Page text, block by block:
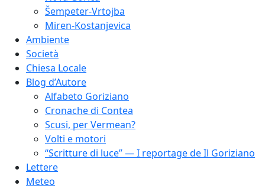
Šempeter-Vrtojba
Miren-Kostanjevica
Ambiente
Società
Chiesa Locale
Blog d’Autore
Alfabeto Goriziano
Cronache di Contea
Scusi, per Vermean?
Volti e motori
“Scritture di luce” — I reportage de Il Goriziano
Lettere
Meteo